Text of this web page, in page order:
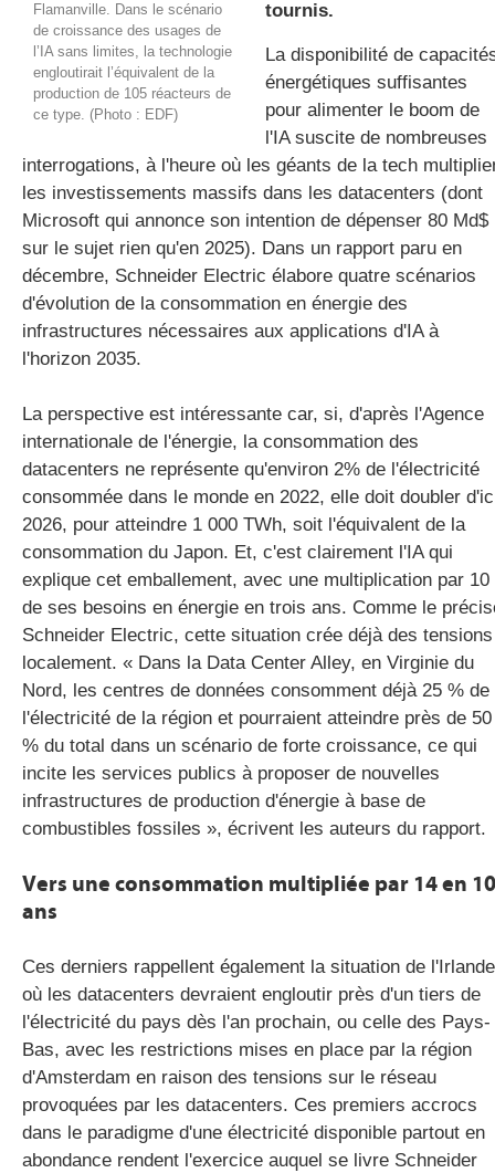
Flamanville. Dans le scénario
de croissance des usages de
l’IA sans limites, la technologie
engloutirait l’équivalent de la
production de 105 réacteurs de
ce type. (Photo : EDF)
tournis.
La disponibilité de
énergétiques suffisantes
pour alimenter le boom de
l'IA suscite de nombreuses
interrogations, à l'heure où les géants de la tech
les investissements massifs dans les datacenters (dont
Microsoft qui annonce son intention de dépenser 80 Md$
sur le sujet rien qu'en 2025). Dans un rapport paru en
décembre, Schneider Electric élabore quatre scénarios
d'évolution de la consommation en énergie des
infrastructures nécessaires aux applications d'IA à
l'horizon 2035.
La perspective est intéressante car, si, d'après l'Agence
internationale de l'énergie, la consommation des
datacenters ne représente qu'environ 2% de l'électricité
consommée dans le monde en 2022, elle doit doubler
2026, pour atteindre 1 000 TWh, soit l'équivalent de la
consommation du Japon. Et, c'est clairement l'IA qui
explique cet emballement, avec une multiplication par 10
de ses besoins en énergie en trois ans. Comme le
Schneider Electric, cette situation crée déjà des tensions
localement. « Dans la Data Center Alley, en Virginie du
Nord, les centres de données consomment déjà 25 % de
l'électricité de la région et pourraient atteindre près de 50
% du total dans un scénario de forte croissance, ce qui
incite les services publics à proposer de nouvelles
infrastructures de production d'énergie à base de
combustibles fossiles », écrivent les auteurs du rapport.
Vers une consommation multipliée par 14 en 10
ans
Ces derniers rappellent également la situation de
où les datacenters devraient engloutir près d'un tiers de
l'électricité du pays dès l'an prochain, ou celle des Pays-
Bas, avec les restrictions mises en place par la région
d'Amsterdam en raison des tensions sur le réseau
provoquées par les datacenters. Ces premiers accrocs
dans le paradigme d'une électricité disponible partout en
abondance rendent l'exercice auquel se livre Schneider